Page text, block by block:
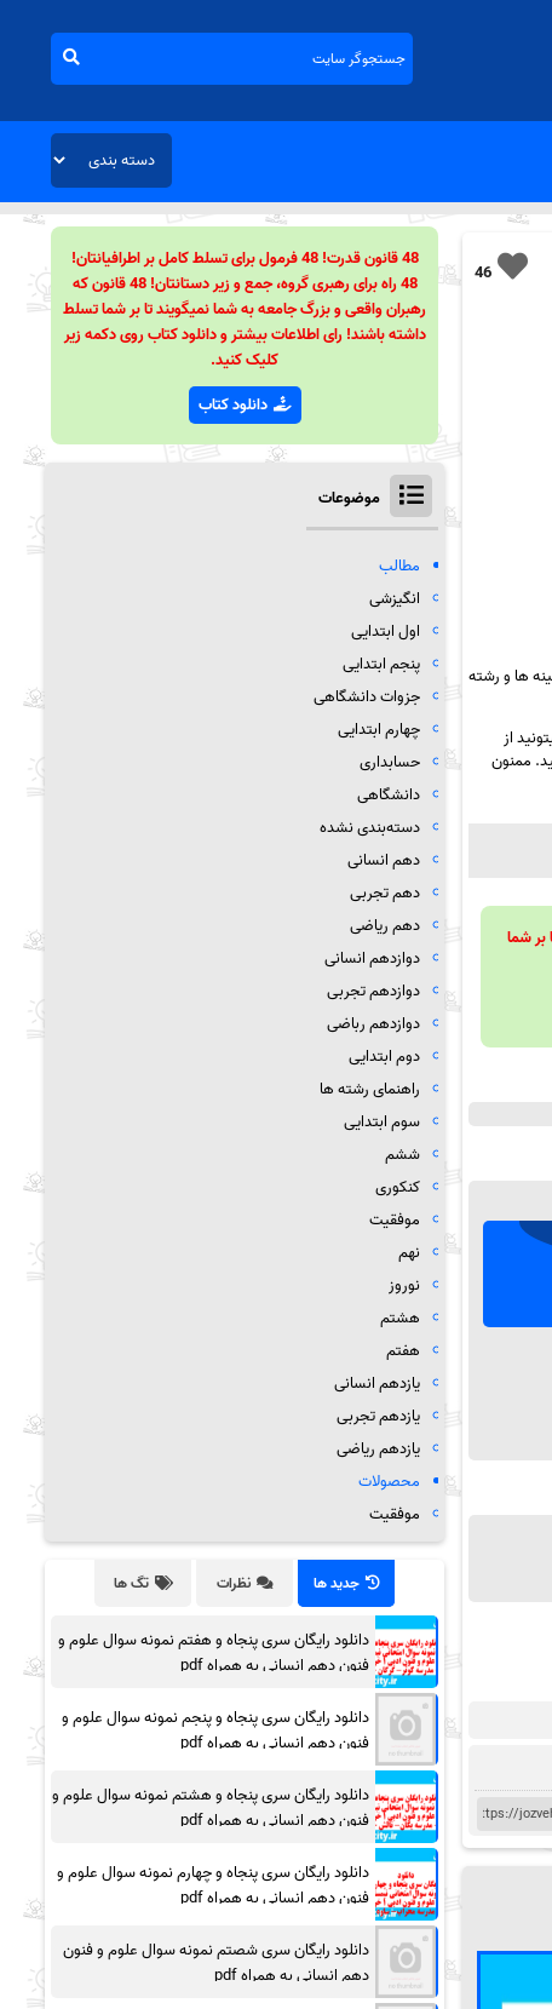
46
ها و رشته
از
ممنون
تا بر شما
48 قانون قدرت! 48 فرمول برای تسلط کامل بر اطرافیانتان!
48 راه برای رهبری گروه، جمع و زیر دستانتان! 48 قانون که
رهبران واقعی و بزرگ جامعه به شما نمیگویند تا بر شما تسلط
داشته باشند! رای اطلاعات بیشتر و دانلود کتاب روی دکمه زیر
کلیک کنید.
دانلود کتاب
موضوعات
مطالب
انگیزشی
اول ابتدایی
پنجم ابتدایی
جزوات دانشگاهی
چهارم ابتدایی
حسابداری
دانشگاهی
دسته‌بندی نشده
دهم انسانی
دهم تجربی
دهم ریاضی
دوازدهم انسانی
دوازدهم تجربی
دوازدهم رباضی
دوم ابتدایی
راهنمای رشته ها
سوم ابتدایی
ششم
کنکوری
موفقیت
نهم
نوروز
هشتم
هفتم
یازدهم انسانی
یازدهم تجربی
یازدهم ریاضی
محصولات
موفقیت
جدید ها نظرات تگ ها
دانلود رایگان سری پنجاه و هفتم نمونه سوال علوم و
فنون دهم انسانی به همراه pdf
دانلود رایگان سری پنجاه و پنجم نمونه سوال علوم و
فنون دهم انسانی به همراه pdf
دانلود رایگان سری پنجاه و هشتم نمونه سوال علوم و
فنون دهم انسانی به همراه pdf
دانلود رایگان سری پنجاه و چهارم نمونه سوال علوم و
فنون دهم انسانی به همراه pdf
دانلود رایگان سری شصتم نمونه سوال علوم و فنون
دهم انسانی به همراه pdf